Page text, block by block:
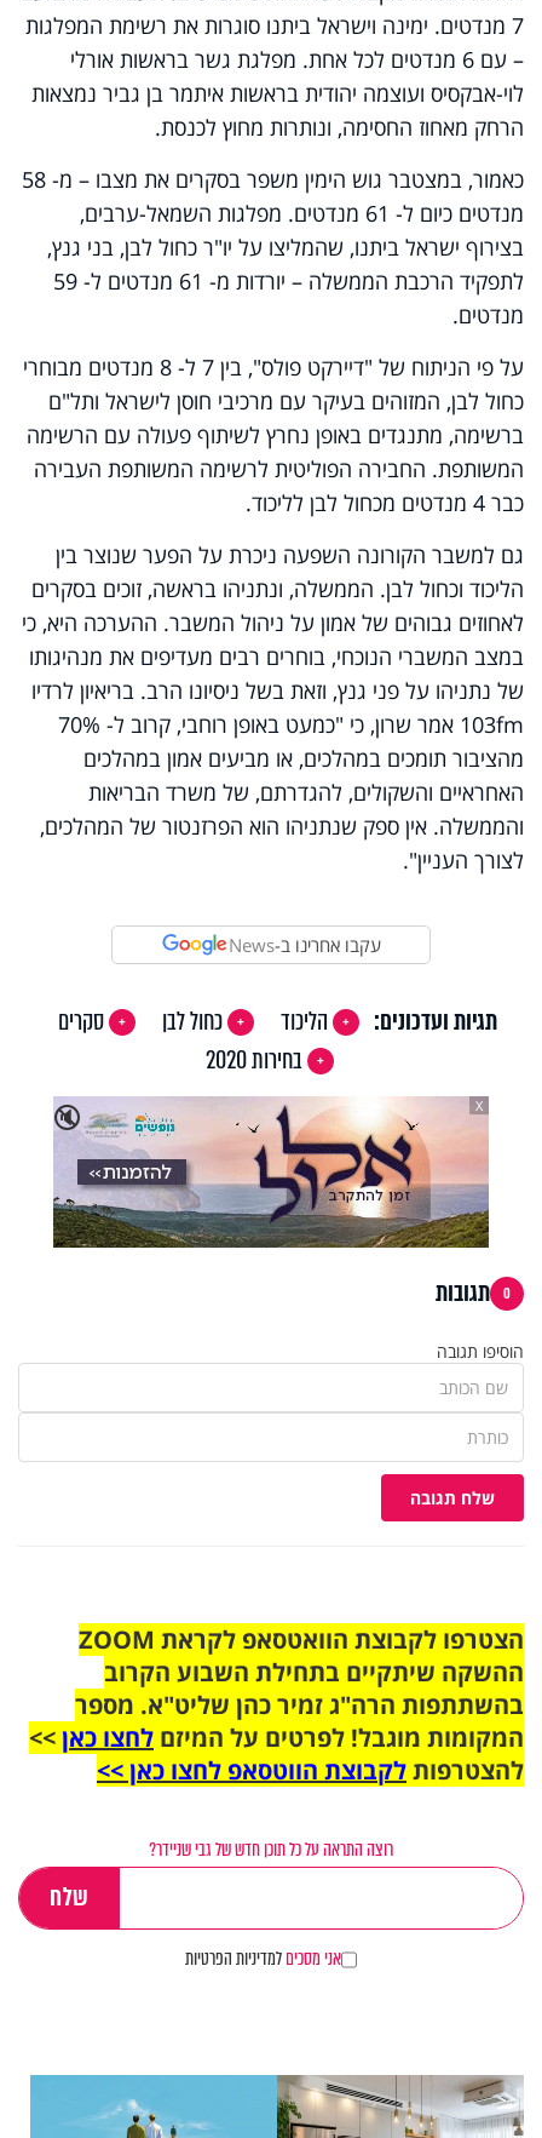
7 מנדטים. ימינה וישראל ביתנו סוגרות את רשימת המפלגות
– עם 6 מנדטים לכל אחת. מפלגת גשר בראשות אורלי
לוי-אבקסיס ועוצמה יהודית בראשות איתמר בן גביר נמצאות
הרחק מאחוז החסימה, ונותרות מחוץ לכנסת.
כאמור, במצטבר גוש הימין משפר בסקרים את מצבו – מ- 58
מנדטים כיום ל- 61 מנדטים. מפלגות השמאל-ערבים,
בצירוף ישראל ביתנו, שהמליצו על יו"ר כחול לבן, בני גנץ,
לתפקיד הרכבת הממשלה – יורדות מ- 61 מנדטים ל- 59
מנדטים.
על פי הניתוח של "דיירקט פולס", בין 7 ל- 8 מנדטים מבוחרי
כחול לבן, המזוהים בעיקר עם מרכיבי חוסן לישראל ותל"ם
ברשימה, מתנגדים באופן נחרץ לשיתוף פעולה עם הרשימה
המשותפת. החבירה הפוליטית לרשימה המשותפת העבירה
כבר 4 מנדטים מכחול לבן לליכוד.
גם למשבר הקורונה השפעה ניכרת על הפער שנוצר בין
הליכוד וכחול לבן. הממשלה, ונתניהו בראשה, זוכים בסקרים
לאחוזים גבוהים של אמון על ניהול המשבר. ההערכה היא, כי
במצב המשברי הנוכחי, בוחרים רבים מעדיפים את מנהיגותו
של נתניהו על פני גנץ, וזאת בשל ניסיונו הרב. בריאיון לרדיו
103fm אמר שרון, כי "כמעט באופן רוחבי, קרוב ל- 70%
מהציבור תומכים במהלכים, או מביעים אמון במהלכים
האחראיים והשקולים, להגדרתם, של משרד הבריאות
והממשלה. אין ספק שנתניהו הוא הפרזנטור של המהלכים,
לצורך העניין".
עקבו אחרינו ב-News
תגיות ועדכונים: הליכוד כחול לבן
סקרים
בחירות 2020
🔇
X
0 תגובות
הוסיפו תגובה
שלח תגובה
הצטרפו לקבוצת הוואטסאפ לקראת ZOOM
ההשקה שיתקיים בתחילת השבוע הקרוב
בהשתתפות הרה"ג זמיר כהן שליט"א. מספר
המקומות מוגבל! לפרטים על המיזם לחצו כאן>>
להצטרפותלקבוצת הווטסאפ לחצו כאן >>
רוצה התראה על כל תוכן חדש של גבי שניידר?
אני מסכיםלמדיניות הפרטיות